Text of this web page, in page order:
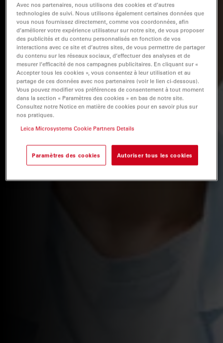
Avec nos partenaires, nous utilisons des cookies et d’autres
technologies de suivi. Nous utilisons également certaines données que
vous nous fournissez directement, comme vos coordonnées, afin
d’améliorer votre expérience utilisateur sur notre site, de vous proposer
des publicités et du contenu personnalisés en fonction de vos
interactions avec ce site et d’autres sites, de vous permettre de partager
du contenu sur les réseaux sociaux, d’effectuer des analyses et de
mesurer l’efficacité de nos campagnes publicitaires. En cliquant sur «
Accepter tous les cookies », vous consentez à leur utilisation et au
partage de ces données avec nos partenaires (voir le lien ci-dessous).
Vous pouvez modifier vos préférences de consentement à tout moment
dans la section « Paramètres des cookies » en bas de notre site.
Consultez notre Notice en matière de cookies pour en savoir plus sur
nos pratiques.
Leica Microsystems Cookie Partners Details
Paramètres des cookies Autoriser tous les cookies